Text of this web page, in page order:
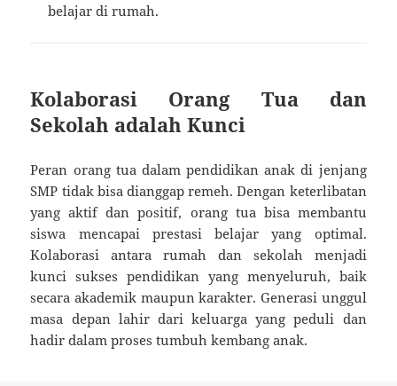
belajar di rumah.
Kolaborasi Orang Tua dan
Sekolah adalah Kunci
Peran orang tua dalam pendidikan anak di jenjang
SMP tidak bisa dianggap remeh. Dengan keterlibatan
yang aktif dan positif, orang tua bisa membantu
siswa mencapai prestasi belajar yang optimal.
Kolaborasi antara rumah dan sekolah menjadi
kunci sukses pendidikan yang menyeluruh, baik
secara akademik maupun karakter. Generasi unggul
masa depan lahir dari keluarga yang peduli dan
hadir dalam proses tumbuh kembang anak.